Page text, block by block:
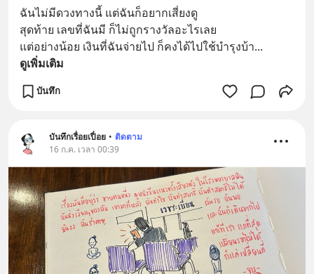
ฉันไม่มีดวงทางนี้ แต่ฉันก็อยากเสี่ยงดู
สุดท้าย เลขที่ฉันมี ก็ไม่ถูกรางวัลอะไรเลย
แต่อย่างน้อย เงินที่ฉันจ่ายไป ก็คงได้ไปใช้บำรุงบ้า...
ดูเพิ่มเติม
บันทึก
บันทึกเรื่อยเปื่อย • ติดตาม
16 ก.ค. เวลา 00:39